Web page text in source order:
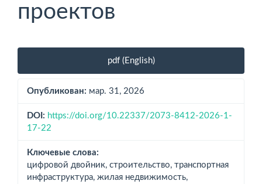
проектов
Боковая
панель
статьи
pdf (English)
Опубликован: мар. 31, 2026
DOI: https://doi.org/10.22337/2073-8412-2026-1-
17-22
Ключевые слова:
цифровой двойник, строительство, транс­портная
инфраструктура, жилая недвижимость,